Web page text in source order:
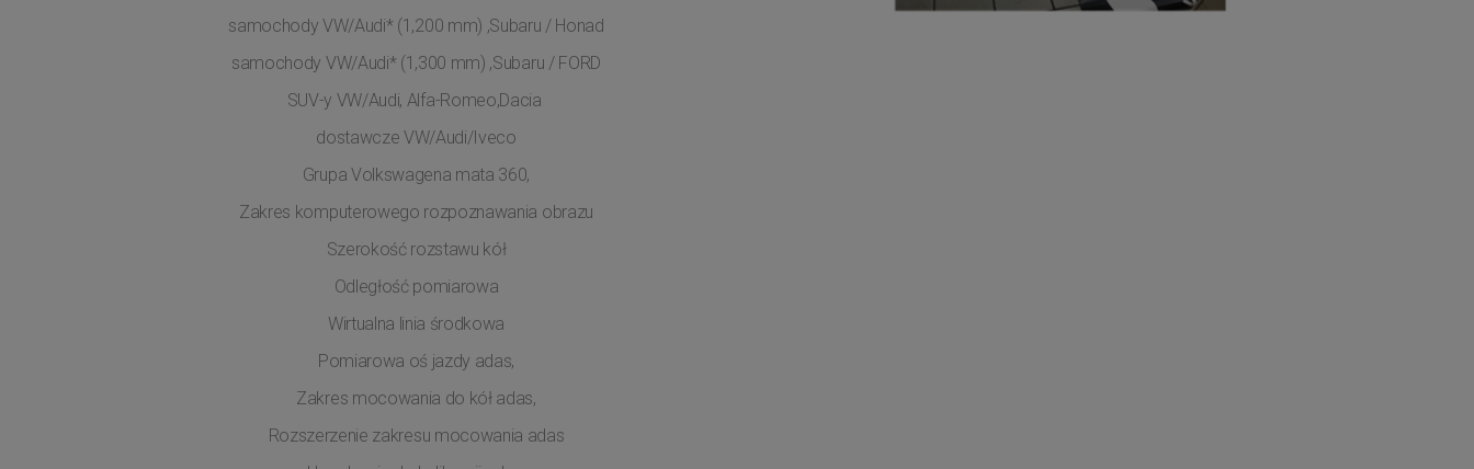
samochody VW/Audi* (1,200 mm) ,Subaru / Honad
samochody VW/Audi* (1,300 mm) ,Subaru / FORD
SUV-y VW/Audi, Alfa-Romeo,Dacia
dostawcze VW/Audi/Iveco
Grupa Volkswagena mata 360,
Zakres komputerowego rozpoznawania obrazu
Szerokość rozstawu kół
Odległość pomiarowa
Wirtualna linia środkowa
Pomiarowa oś jazdy adas,
Zakres mocowania do kół adas,
Rozszerzenie zakresu mocowania adas